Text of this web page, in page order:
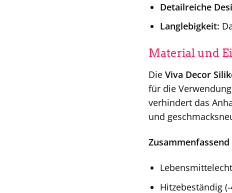
Detailreiche
Langlebigkeit:
Material und
Die Viva Decor
für die
verhindert das
und
Lebensmittelecht
Hitzebeständig (-